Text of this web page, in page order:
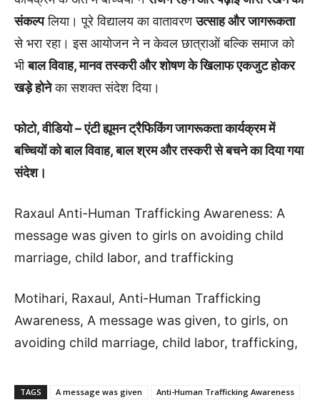
संकल्पलिया। पूरे विद्यालय का वातावरणउत्साह और जागरूकता
से भरा रहा। इस आयोजन ने न केवल छात्राओं बल्कि समाज को
भीबाल विवाह, मानव तस्करी और शोषण के खिलाफ एकजुट होकर
खड़े होनेका सशक्त संदेश दिया।
फोटो, वीडियो – एंटी ह्यूमन ट्रैफिकिंग जागरूकता कार्यक्रम में
बच्चियों को बाल विवाह, बाल श्रम और तस्करी से बचने का दिया गया
संदेश।
Raxaul Anti-Human Trafficking Awareness: A
message was given to girls on avoiding child
marriage, child labor, and trafficking
Motihari, Raxaul, Anti-Human Trafficking
Awareness, A message was given, to girls, on
avoiding child marriage, child labor, trafficking,
TAGS A message was given
Anti-Human Trafficking Awareness